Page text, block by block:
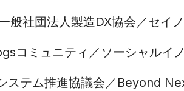
般社団法人製造DX協会 セイ
コミュニティ ソーシャルイ
ステム推進協議会 Beyond